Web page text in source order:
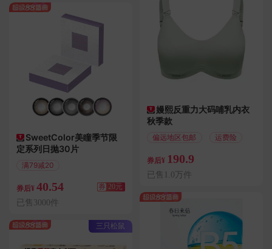
SweetColor美瞳季节限
定系列日抛30片
满79减20
券后¥ 40.54 券 20元
已售3000件
三只松鼠
嫚熙反重力大码哺乳内衣
秋季款
偏远地区包邮 运费险
券后¥ 190.9
已售1.0万件